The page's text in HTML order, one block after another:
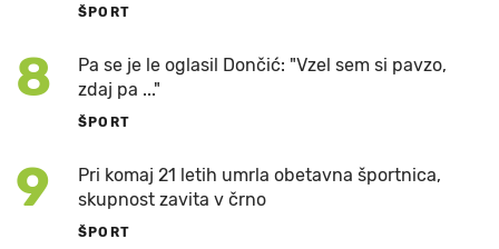
ŠPORT
8
Pa se je le oglasil Dončić: "Vzel sem si pavzo,
zdaj pa ..."
ŠPORT
9
Pri komaj 21 letih umrla obetavna športnica,
skupnost zavita v črno
ŠPORT